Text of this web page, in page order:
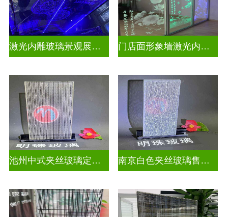
激光内雕玻璃景观展示发光玻璃 门店面形象墙激光内雕护栏玻璃
池州中式夹丝玻璃定做厂 南京白色夹丝玻璃售价多少